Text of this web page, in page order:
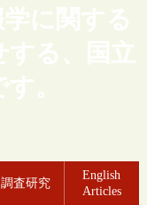
に関する
する、国立
。
調査研究
English
Articles